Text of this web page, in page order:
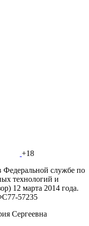
+18
Федеральной службе по
технологий и
12 марта 2014 года.
57235
Сергеевна